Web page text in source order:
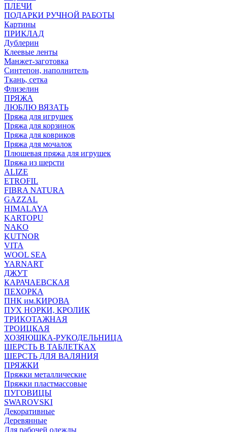
ПЛЕЧИ
ПОДАРКИ РУЧНОЙ РАБОТЫ
Картины
ПРИКЛАД
Дублерин
Клеевые ленты
Манжет-заготовка
Синтепон, наполнитель
Ткань, сетка
Флизелин
ПРЯЖА
ЛЮБЛЮ ВЯЗАТЬ
Пряжа для игрушек
Пряжа для корзинок
Пряжа для ковриков
Пряжа для мочалок
Плюшевая пряжа для игрушек
Пряжа из шерсти
ALIZE
ETROFIL
FIBRA NATURA
GAZZAL
HIMALAYA
KARTOPU
NAKO
KUTNOR
VITA
WOOL SEA
YARNART
ДЖУТ
КАРАЧАЕВСКАЯ
ПЕХОРКА
ПНК им.КИРОВА
ПУХ НОРКИ, КРОЛИК
ТРИКОТАЖНАЯ
ТРОИЦКАЯ
ХОЗЯЮШКА-РУКОДЕЛЬНИЦА
ШЕРСТЬ В ТАБЛЕТКАХ
ШЕРСТЬ ДЛЯ ВАЛЯНИЯ
ПРЯЖКИ
Пряжки металлические
Пряжки пластмассовые
ПУГОВИЦЫ
SWAROVSKI
Декоративные
Деревянные
Для рабочей одежды